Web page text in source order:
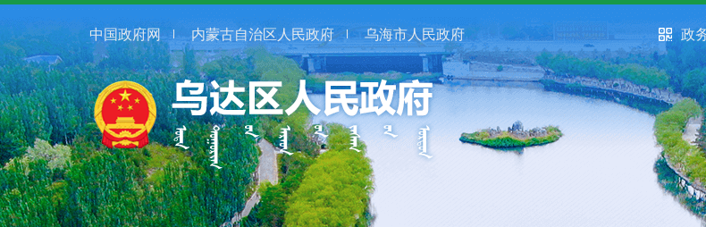
中国政府网 内蒙古自治区人民政府 乌海市人民政府 政